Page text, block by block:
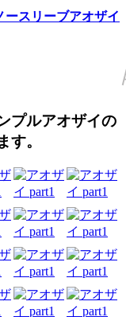
ースリーブアオザイ
プルアオザイの
す。